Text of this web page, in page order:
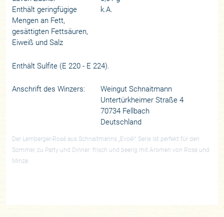
Enthält geringfügige
Mengen an Fett,
gesättigten Fettsäuren,
Eiweiß und Salz
k.A.
Enthält Sulfite (E 220 - E 224).
Anschrift des Winzers:
Weingut Schnaitmann
Untertürkheimer Straße 4
70734 Fellbach
Deutschland
Der Lemberger-Rosé aus Schnaitmanns „Evoé!“ Serie ist perfekt für den
Sommer, zu Party und Dinner: frisch und beerig mit Aromen von Rose und
Minze.